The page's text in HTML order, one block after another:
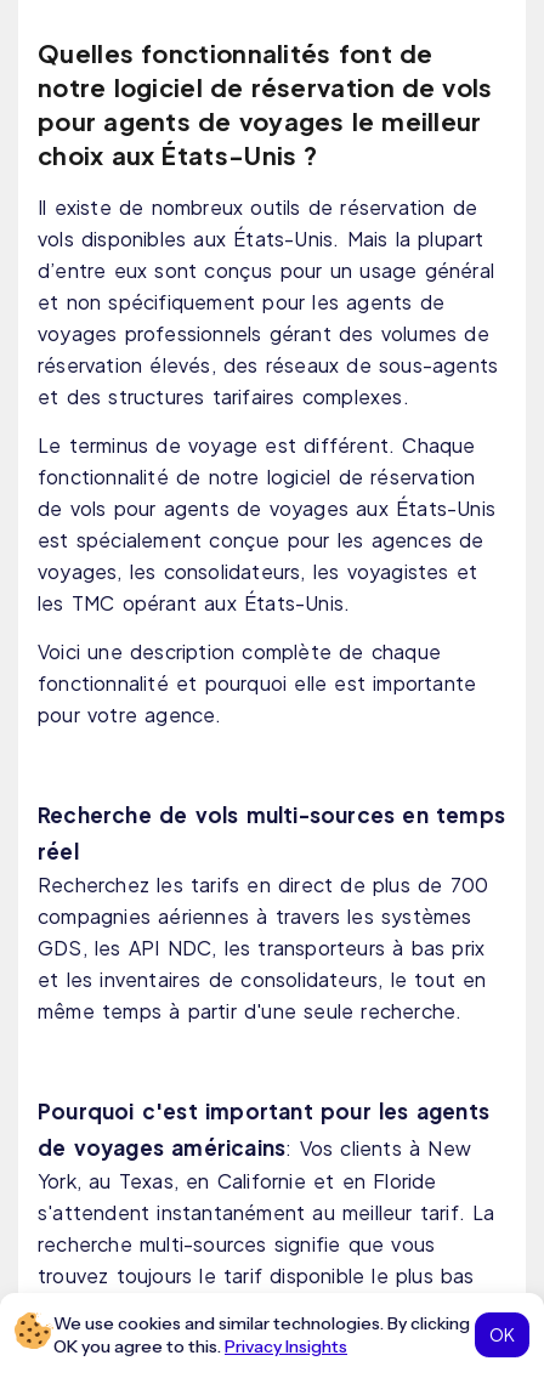
We use cookies and similar technologies. By clicking
OK you agree to this.Privacy Insights
OK
Quelles fonctionnalités font de
notre logiciel de réservation de vols
pour agents de voyages le meilleur
choix aux États-Unis ?
Il existe de nombreux outils de réservation de
vols disponibles aux États-Unis. Mais la plupart
d’entre eux sont conçus pour un usage général
et non spécifiquement pour les agents de
voyages professionnels gérant des volumes de
réservation élevés, des réseaux de sous-agents
et des structures tarifaires complexes.
Le terminus de voyage est différent. Chaque
fonctionnalité de notre logiciel de réservation
de vols pour agents de voyages aux États-Unis
est spécialement conçue pour les agences de
voyages, les consolidateurs, les voyagistes et
les TMC opérant aux États-Unis.
Voici une description complète de chaque
fonctionnalité et pourquoi elle est importante
pour votre agence.
Recherche de vols multi-sources en temps
réel
Recherchez les tarifs en direct de plus de 700
compagnies aériennes à travers les systèmes
GDS, les API NDC, les transporteurs à bas prix
et les inventaires de consolidateurs, le tout en
même temps à partir d'une seule recherche.
Pourquoi c'est important pour les agents
de voyages américains: Vos clients à New
York, au Texas, en Californie et en Floride
s'attendent instantanément au meilleur tarif. La
recherche multi-sources signifie que vous
trouvez toujours le tarif disponible le plus bas
international en quelques secondes.